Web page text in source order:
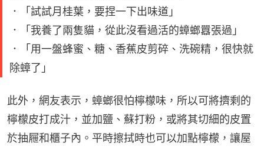
．「試試月桂葉，要捏一下出味道」
．「我養了兩隻貓，從此沒看過活的蟑螂囂張過」
．「用一盤蜂蜜、糖、香蕉皮剪碎、洗碗精，很快就
除蟑了」
此外，網友表示，蟑螂很怕檸檬味，所以可將擠剩的
檸檬皮打成汁，並加鹽、蘇打粉，或將其切細的皮置
於抽屜和櫃子內。平時擦拭時也可以加點檸檬，讓屋